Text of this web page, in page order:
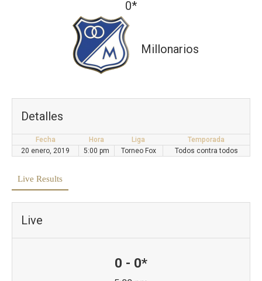
0*
Millonarios
Detalles
Fecha Hora Liga
Temporada
20 enero, 2019
5:00 pm Torneo Fox Todos contra todos
Live Results
Live
0 - 0*